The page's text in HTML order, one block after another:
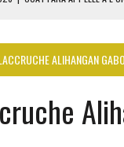
MINISTRE GUINÉEN SALUE
: KOSMOS ENERGY
ALIHANGAN